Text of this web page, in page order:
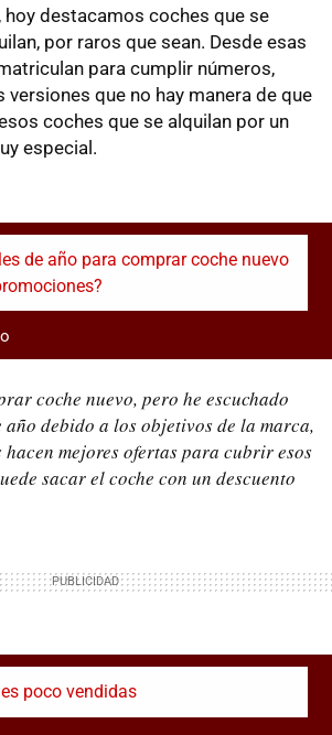
hoy destacamos coches que se
por raros que sean. Desde esas
para cumplir números,
versiones que no hay manera de que
coches que se alquilan por un
especial.
de año para comprar coche nuevo
coche nuevo, pero he escuchado
año debido a los objetivos de la marca,
mejores ofertas para cubrir esos
sacar el coche con un descuento
poco vendidas